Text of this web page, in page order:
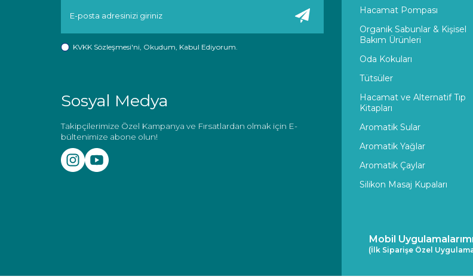
KVKK Sözleşmesi'ni, Okudum, Kabul Ediyorum.
Sosyal Medya
Takipçilerimize Özel Kampanya ve Fırsatlardan olmak için E-
bültenimize abone olun!
Hacamat Pompası
Organik Sabunlar & Kişisel
Bakım Ürünleri
Oda Kokuları
Tütsüler
Hacamat ve Alternatif Tıp
Kitapları
Aromatik Sular
Aromatik Yağlar
Aromatik Çaylar
Silikon Masaj Kupaları
Mobil
(İlk Siparişe Özel